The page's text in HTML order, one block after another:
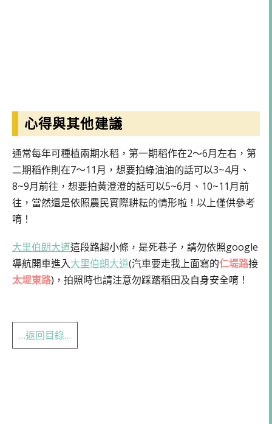
心得與其他建議
通常每年可種植兩期水稻，第一期稻作在2～6月左右，第
二期稻作則在7～11月，想要拍綠油油的話可以3~4月、
8~9月前往，想要拍黃澄澄的話可以5~6月、10~11月前
往，當然還是依照農民實際耕耘的情形啦！以上僅供參考
唷！
大里伯朗大道這段路超小條，是死巷子，請勿依照google
導航開車進入大里伯朗大道(汽車要走我上面寫的仁堤路接
太堤東路)，拍照時也請注意勿踩踏稻田及自身安全唷！
…返回目錄…